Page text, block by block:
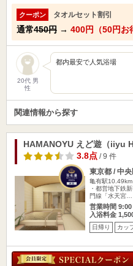
クーポン タオルセット割引
通常450円 → 400円（50円お
20代 男
性
都内最安で人気浴場
関連情報から探す
HAMANOYU えど遊（iiyu
3.8点/ 9 件
東京都 / 中
亀有駅10.49km
・都営地下鉄
門線「水天宮…
営業時間
入浴料金
日帰り カッ